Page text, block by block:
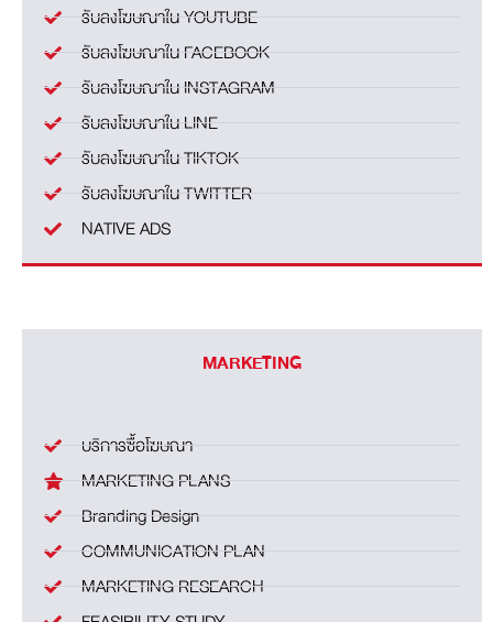
รับลงโฆษณาใน YOUTUBE
รับลงโฆษณาใน FACEBOOK
รับลงโฆษณาใน INSTAGRAM
รับลงโฆษณาใน LINE
รับลงโฆษณาใน TIKTOK
รับลงโฆษณาใน TWITTER
NATIVE ADS
MARKETING
บริการซื้อโฆษณา
MARKETING PLANS
Branding Design
COMMUNICATION PLAN
MARKETING RESEARCH